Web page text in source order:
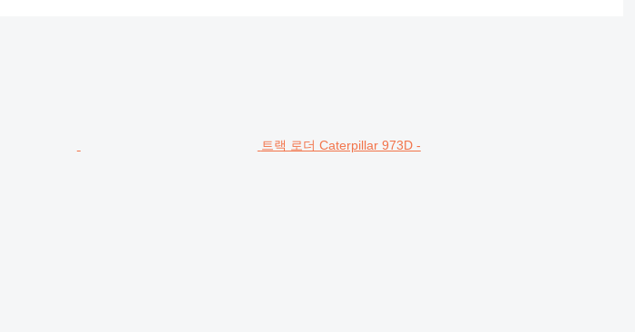
트랙 로더 Caterpillar 973D -